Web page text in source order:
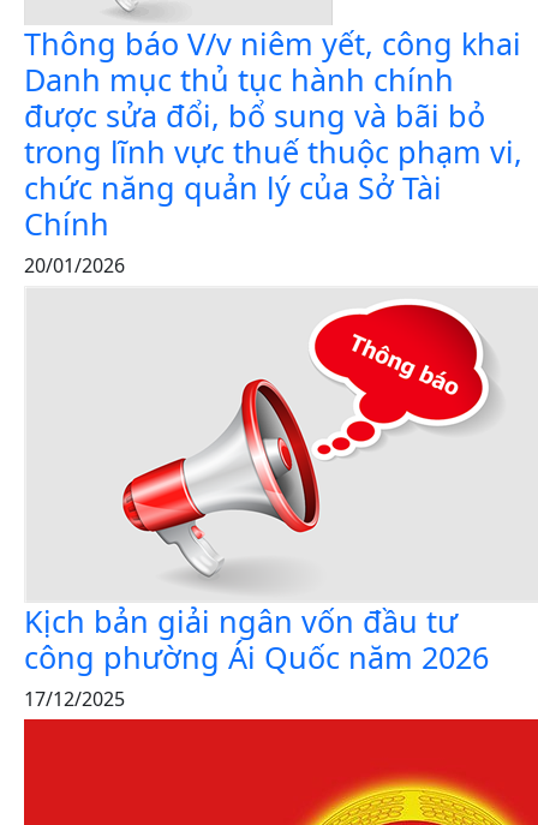
Thông báo V/v niêm yết, công khai
Danh mục thủ tục hành chính
được sửa đổi, bổ sung và bãi bỏ
trong lĩnh vực thuế thuộc phạm vi,
chức năng quản lý của Sở Tài
Chính
20/01/2026
Kịch bản giải ngân vốn đầu tư
công phường Ái Quốc năm 2026
17/12/2025